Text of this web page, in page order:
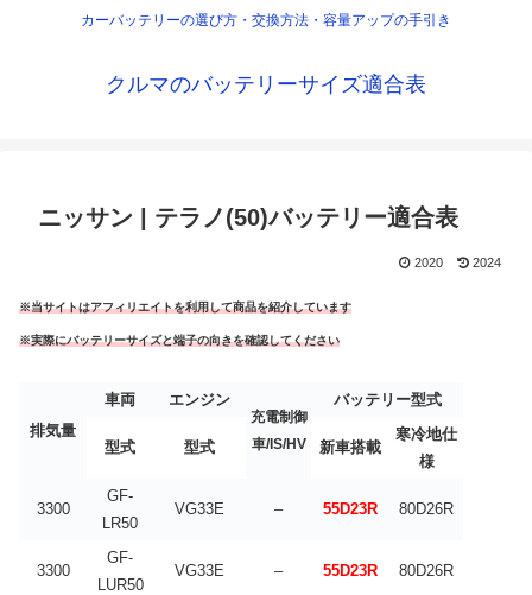
カーバッテリーの選び方・交換方法・容量アップの手引き
クルマのバッテリーサイズ適合表
ニッサン | テラノ(50)バッテリー適合表
2020 2024
※当サイトはアフィリエイトを利用して商品を紹介しています
※実際にバッテリーサイズと端子の向きを確認してください
排気量
車両 エンジン
充電制御
車/IS/HV
バッテリー型式
型式 型式 新車搭載
寒冷地仕
様
3300
GF-
LR50
VG33E – 55D23R 80D26R
3300
GF-
LUR50
VG33E – 55D23R 80D26R